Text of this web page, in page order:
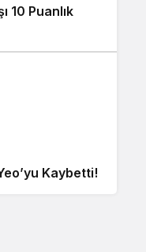
10 Puanlık
Kaybetti!